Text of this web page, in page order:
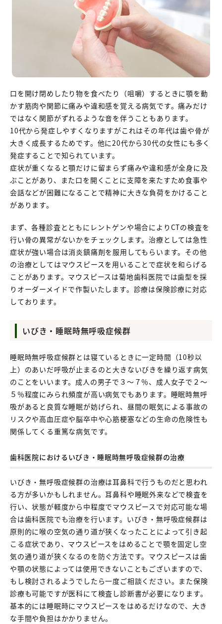
口を開け閉めしたり物を食べたり（咀嚼）するときに顎を動
かす筋肉や関節に痛みや違和感を覚える病気です。痛みだけ
ではなく関節がずれるような音を伴うこともあります。
10代から発症しやすくなりますがこれはその年代は歯や骨が
大きく成長するためです。他に20代から30代の女性にも多く
発症することで知られています。
症状が重くなると顎だけに留まらず痛みや違和感が全身に及
ぶことがあり、また口を開くことに支障を来たすため食事や
会話などが困難になることで精神に大きな負荷をかけること
があります。
まず、各種診査とともにレントゲンや場合によりCTの検査を
行い骨の異常がないかをチェックします。治療としては急性
症状が強い場合は消炎鎮痛剤を服用してもらいます。その他
の治療としてはマウスピースを用いることで症状を和らげる
ことがあります。マウスピースは菊地歯科医院では歯型を採
りオーダーメイドで作製いたします。診療は保険診療に対応
しております。
いびき・睡眠時無呼吸症候群
睡眠時無呼吸症候群とは寝ているときに一定時間（10秒以
上）のあいだ呼吸が止まるのと大きないびきを繰り返す病気
のことをいいます。成人の男子で３～７％、成人女子で２～
５％程度にみられ頻度が高い病気でもあります。睡眠時無呼
吸があると良質な睡眠が妨げられ、昼間の眠気による事故の
リスクや高血圧症や脳卒中や心筋梗塞などの生命の危険性も
関係してくる重篤な病気です。
歯科医院におけるいびき・睡眠時無呼吸症候群の治療
いびき・無呼吸症候群の治療は耳鼻科で行うものだと思われ
る方が多いかもしれません。耳鼻科や睡眠外来などで検査を
行い、状態が軽度から中程度でマウスピースで対応可能な場
合は歯科医院でも治療を行います。いびき・無呼吸症候群は
原則的に喉の空気の通り道が狭くなったことによって引き起
こる症状であり、マウスピースをはめることで顎を固定し空
気の通り道が狭くなるのを防ぐ方法です。マウスピースは歯
や顎の状態によっては使用できないこともございますので、
もし検討されるようでしたら一度ご相談ください。また保険
診療も可能ですが医科にて検査し診断書が必要になります。
基本的には睡眠時にマウスピースをはめるだけなので、大き
な手間や負担はかかりません。